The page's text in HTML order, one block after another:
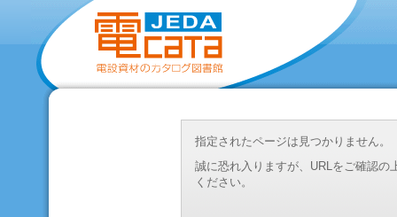
指定されたページは見つかりません。
誠に恐れ入りますが、URLをご確認
ください。